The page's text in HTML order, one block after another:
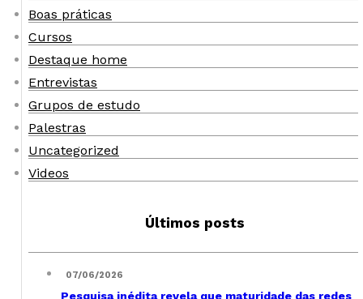
Boas práticas
Cursos
Destaque home
Entrevistas
Grupos de estudo
Palestras
Uncategorized
Videos
Últimos posts
07/06/2026
Pesquisa inédita revela que maturidade das redes